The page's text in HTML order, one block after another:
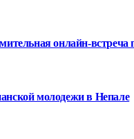
онлайн-
молодежи в Непале